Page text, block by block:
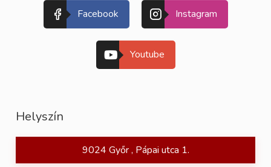
Facebook Instagram
Youtube
Helyszín
9024 Győr , Pápai utca 1.